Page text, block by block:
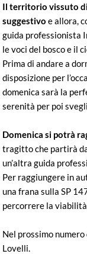
Il territorio vissuto
suggestivo e allora,
guida professionista
le voci del bosco e il
Prima di andare a
disposizione per
domenica sarà la
serenità per poi
Domenica si potrà
tragitto che partirà
un’altra guida
Per raggiungere in
una frana sulla SP
percorrere la
Nel prossimo
Lovelli.